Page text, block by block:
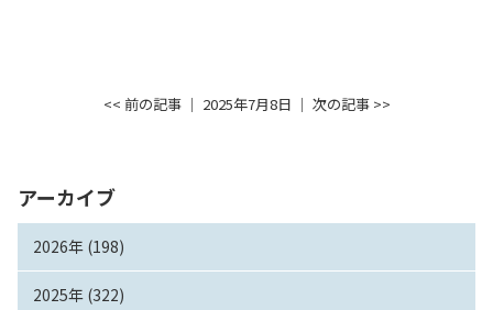
アーカイブ
2026年 (198)
2025年 (322)
<< 前の記事│ 2025年7月8日 │ 次の記事 >>